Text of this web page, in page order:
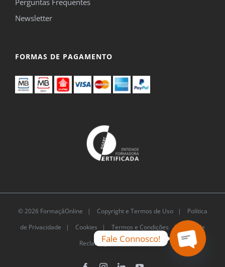
Perguntas Frequentes
Newsletter
FORMAS DE PAGAMENTO
© 2026 FormaçãOnline |Copyright e Termos de
Uso|Política de Privacidade|Cookies|Termos e
Condições |Livro de Reclamações Eletrónico
Fale Connosco!
Open